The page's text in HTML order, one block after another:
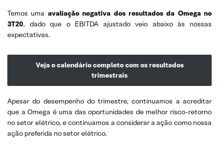
Temos uma avaliação negativa dos resultados da Omega no
3T20, dado que o EBITDA ajustado veio abaixo às nossas
expectativas.
Veja o calendário completo com os resultados
trimestrais
Apesar do desempenho do trimestre, continuamos a acreditar
que a Omega é uma das oportunidades de melhor risco-retorno
no setor elétrico, e continuamos a considerar a ação como nossa
ação preferida no setor elétrico.